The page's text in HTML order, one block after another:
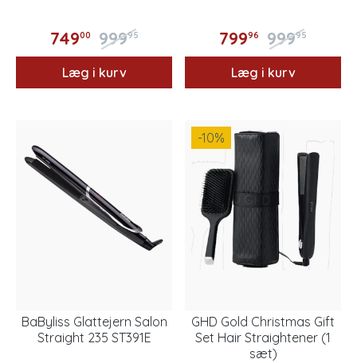
74900 99995
Læg i kurv
79996 99995
Læg i kurv
BaByliss Glattejern Salon
Straight 235 ST391E
-10%
GHD Gold Christmas Gift
Set Hair Straightener (1
sæt)